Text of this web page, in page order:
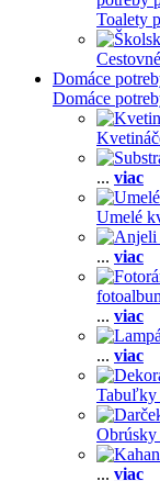
Toalety
Domáce
Domáce
... viac
Umelé
... viac
... viac
... viac
Tabuľky
Obrúsky
... viac